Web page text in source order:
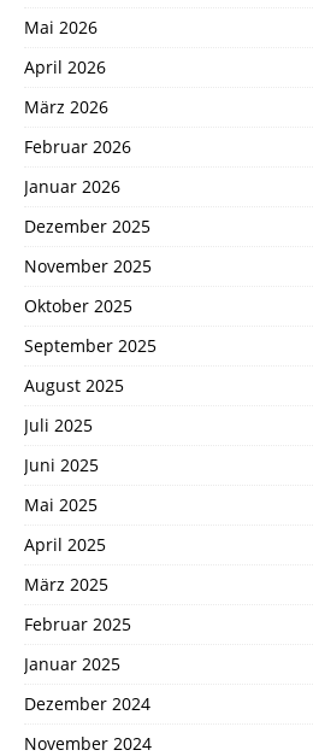
Mai 2026
April 2026
März 2026
Februar 2026
Januar 2026
Dezember 2025
November 2025
Oktober 2025
September 2025
August 2025
Juli 2025
Juni 2025
Mai 2025
April 2025
März 2025
Februar 2025
Januar 2025
Dezember 2024
November 2024